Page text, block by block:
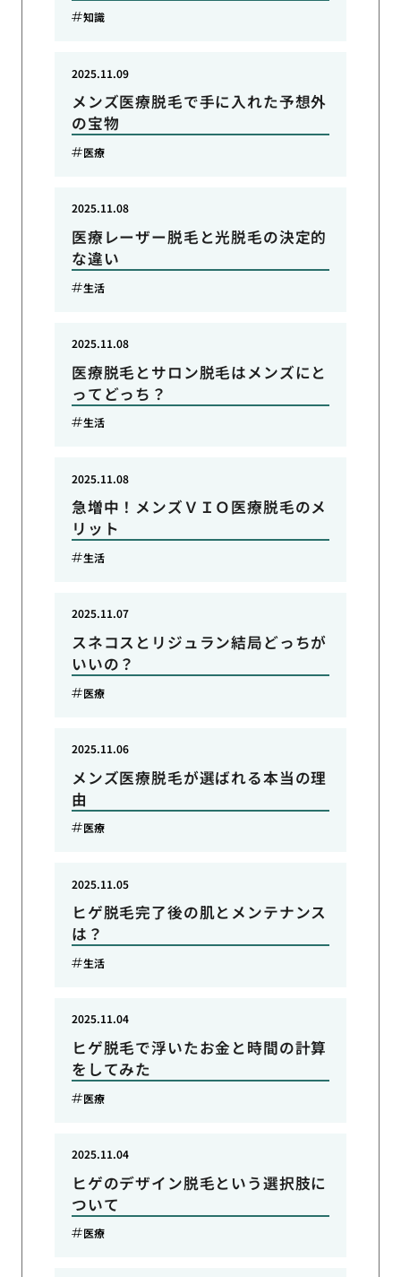
知識
メンズ医療脱毛で手に入れた予想外
の宝物
2025.11.09
医療
医療レーザー脱毛と光脱毛の決定的
な違い
2025.11.08
生活
医療脱毛とサロン脱毛はメンズにと
ってどっち？
2025.11.08
生活
急増中！メンズＶＩＯ医療脱毛のメ
リット
2025.11.08
生活
スネコスとリジュラン結局どっちが
いいの？
2025.11.07
医療
メンズ医療脱毛が選ばれる本当の理
由
2025.11.06
医療
ヒゲ脱毛完了後の肌とメンテナンス
は？
2025.11.05
生活
ヒゲ脱毛で浮いたお金と時間の計算
をしてみた
2025.11.04
医療
ヒゲのデザイン脱毛という選択肢に
ついて
2025.11.04
医療